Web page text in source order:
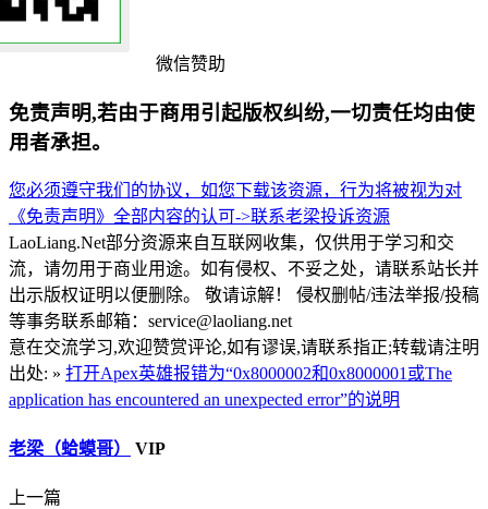
微信赞助
免责声明,若由于商用引起版权纠纷,一切责任均由使
用者承担。
您必须遵守我们的协议，如您下载该资源，行为将被视为对
《免责声明》全部内容的认可->联系老梁投诉资源
LaoLiang.Net部分资源来自互联网收集，仅供用于学习和交
流，请勿用于商业用途。如有侵权、不妥之处，请联系站长并
出示版权证明以便删除。 敬请谅解！ 侵权删帖/违法举报/投稿
等事务联系邮箱：service@laoliang.net
意在交流学习,欢迎赞赏评论,如有谬误,请联系指正;转载请注明
出处: » 打开Apex英雄报错为“0x8000002和0x8000001或The
application has encountered an unexpected error”的说明
老梁（蛤蟆哥） VIP
上一篇